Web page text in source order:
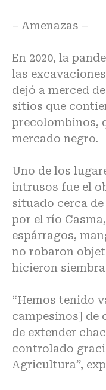
– Amenazas –
En 2020, la
las
dejó a merced
sitios que
precolombinos,
mercado negro.
Uno de los
intrusos fue el
situado cerca
por el río
espárragos,
no robaron
hicieron
“Hemos tenido
campesinos] de
de extender
controlado
Agricultura”,